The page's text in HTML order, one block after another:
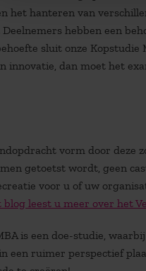
het hanteren van
hebben een
sluit onze Kopstudie
innovatie, dan moet het
vorm door deze
getoetst wordt, geen
voor u of uw
blog leest u meer over het
is een doe-studie,
een ruimer perspectief